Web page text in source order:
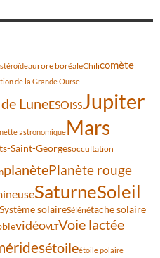
aurore boréaleChilicomète
de la Grande Ourse
LuneESOISSJupiter
astronomiqueMars
Saint-Georgesoccultation
planètePlanète rouge
SaturneSoleil
Système solaireSélénétache solaire
vidéoVLTVoie lactée
étoileétoile polaire